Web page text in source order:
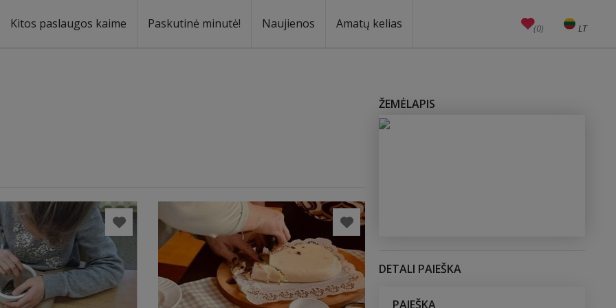
Kitos paslaugos kaime Paskutinė minutė! Naujienos Amatų kelias (0) LT
EN
ŽEMĖLAPIS
DETALI PAIEŠKA
PAIEŠKA